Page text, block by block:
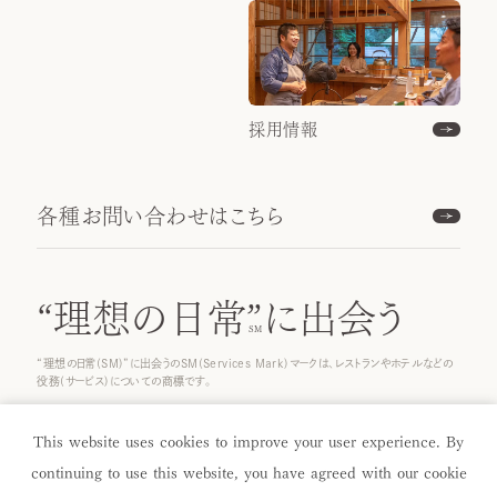
採用情報
各種お問い合わせはこちら
“理想の日常”に出会う
“理想の日常(SM)”に出会うのSM(Services Mark)マークは、レストランやホテルなどの
役務(サービス)についての商標です。
This website uses cookies to improve your user experience. By
continuing to use this website, you have agreed with our cookie